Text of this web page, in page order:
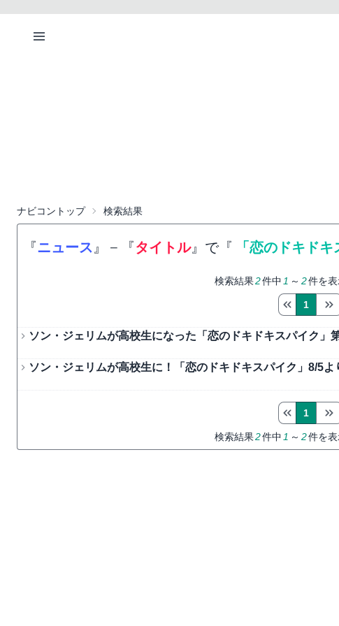
ナビコントップ 検索結果
『ニュース 』 − 『タイトル』で『 「恋のドキド
検索結果2件中 1 ～ 2件を表
1
ソン・ジェリムが高校生になった「恋のドキドキスパイク
ソン・ジェリムが高校生に！「恋のドキドキスパイク」8/5
検索結果2件中 1 ～ 2件を表
1